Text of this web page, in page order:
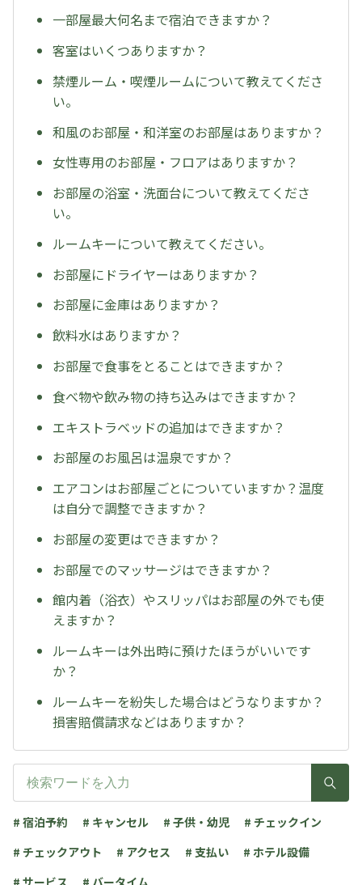
一部屋最大何名まで宿泊できますか？
客室はいくつありますか？
禁煙ルーム・喫煙ルームについて教えてくださ
い。
和風のお部屋・和洋室のお部屋はありますか？
女性専用のお部屋・フロアはありますか？
お部屋の浴室・洗面台について教えてくださ
い。
ルームキーについて教えてください。
お部屋にドライヤーはありますか？
お部屋に金庫はありますか？
飲料水はありますか？
お部屋で食事をとることはできますか？
食べ物や飲み物の持ち込みはできますか？
エキストラベッドの追加はできますか？
お部屋のお風呂は温泉ですか？
エアコンはお部屋ごとについていますか？温度
は自分で調整できますか？
お部屋の変更はできますか？
お部屋でのマッサージはできますか？
館内着（浴衣）やスリッパはお部屋の外でも使
えますか？
ルームキーは外出時に預けたほうがいいです
か？
ルームキーを紛失した場合はどうなりますか？
損害賠償請求などはありますか？
# 宿泊予約 # キャンセル # 子供・幼児
# チェックイン
# チェックアウト
# アクセス # 支払い
# ホテル設備